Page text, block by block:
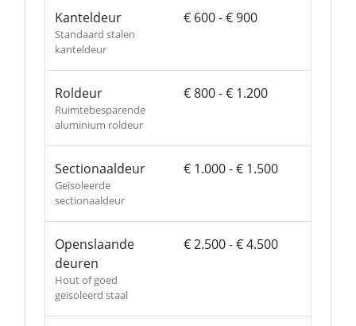
Kanteldeur
Standaard stalen
kanteldeur
€ 600 - € 900
Roldeur
Ruimtebesparende
aluminium roldeur
€ 800 - € 1.200
Sectionaaldeur
Geïsoleerde
sectionaaldeur
€ 1.000 - € 1.500
Openslaande
deuren
Hout of goed
geïsoleerd staal
€ 2.500 - € 4.500